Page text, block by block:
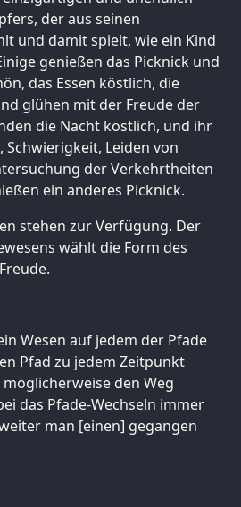
der aus seinen
und damit spielt, wie ein Kind
genießen das Picknick und
das Essen köstlich, die
glühen mit der Freude der
die Nacht köstlich, und ihr
Schwierigkeit, Leiden von
der Verkehrtheiten
ein anderes Picknick.
stehen zur Verfügung. Der
wählt die Form des
Wesen auf jedem der Pfade
Pfad zu jedem Zeitpunkt
den Weg
das Pfade-Wechseln immer
man [einen] gegangen